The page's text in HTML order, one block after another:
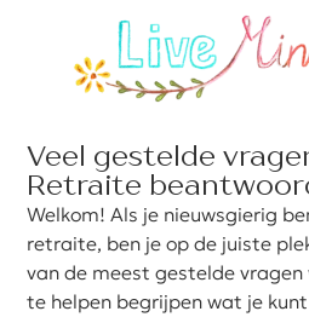
Veel gestelde
Retraite
Welkom! Als je nieuwsgierig
retraite, ben je op de juiste
van de meest gestelde
te helpen begrijpen wat je